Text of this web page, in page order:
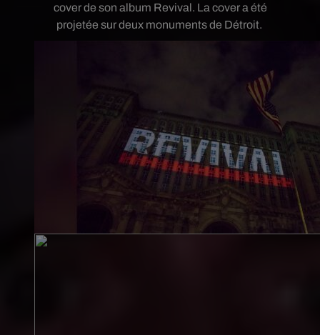
cover de son album Revival. La cover a été
projetée sur deux monuments de Détroit.